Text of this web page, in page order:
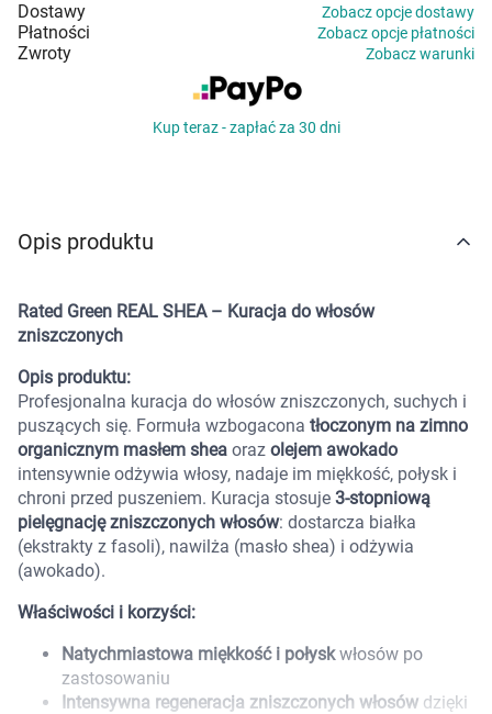
Korzystamy z plików cookies w celu
Zabawki
Marki
Dostawy Zobacz opcje dostawy
Płatności Zobacz opcje płatności
Zwroty Zobacz warunki
Kup teraz - zapłać za 30 dni
Opis produktu
Rated Green REAL SHEA – Kuracja do włosów
zniszczonych
Opis produktu:
Profesjonalna kuracja do włosów zniszczonych, suchych i
puszących się. Formuła wzbogacona tłoczonym na zimno
organicznym masłem shea oraz olejem awokado
intensywnie odżywia włosy, nadaje im miękkość, połysk i
chroni przed puszeniem. Kuracja stosuje 3-stopniową
pielęgnację zniszczonych włosów: dostarcza białka
(ekstrakty z fasoli), nawilża (masło shea) i odżywia
(awokado).
Właściwości i korzyści:
Natychmiastowa miękkość i połyskwłosów po
zastosowaniu
Intensywna regeneracja zniszczonych włosów dzięki